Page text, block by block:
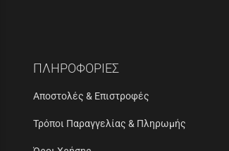
ΠΛΗΡΟΦΟΡΙΕΣ
Αποστολές & Επιστροφές
Τρόποι Παραγγελίας & Πληρωμής